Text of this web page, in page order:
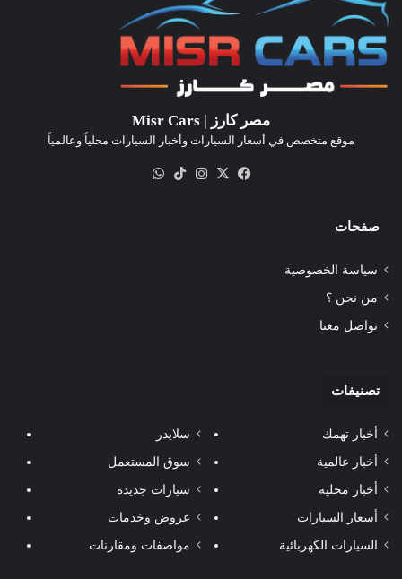
مصر كارز | Misr Cars
موقع متخصص في أسعار السيارات وأخبار السيارات محلياً وعالمياً
فيسبوك
‫X انستقرام‫TikTok
صفحات
سياسة الخصوصية
من نحن ؟
تواصل معنا
تصنيفات
أخبار تهمك
أخبار عالمية
أخبار محلية
أسعار السيارات
السيارات الكهربائية
سلايدر
سوق المستعمل
سيارات جديدة
عروض وخدمات
مواصفات ومقارنات